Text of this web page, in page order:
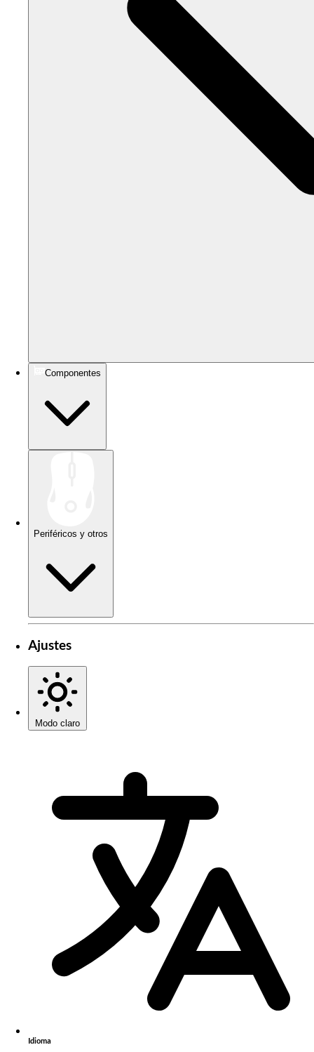
Componentes
Periféricos y otros
Ajustes
Modo claro
Idioma